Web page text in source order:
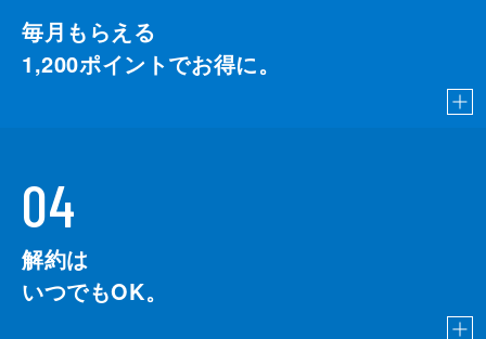
毎月もらえる
1,200ポイントでお得に。
04
解約は
いつでもOK。